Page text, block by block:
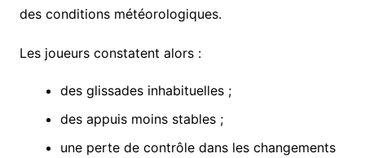
des conditions météorologiques.
Les joueurs constatent alors :
des glissades inhabituelles ;
des appuis moins stables ;
une perte de contrôle dans les changements